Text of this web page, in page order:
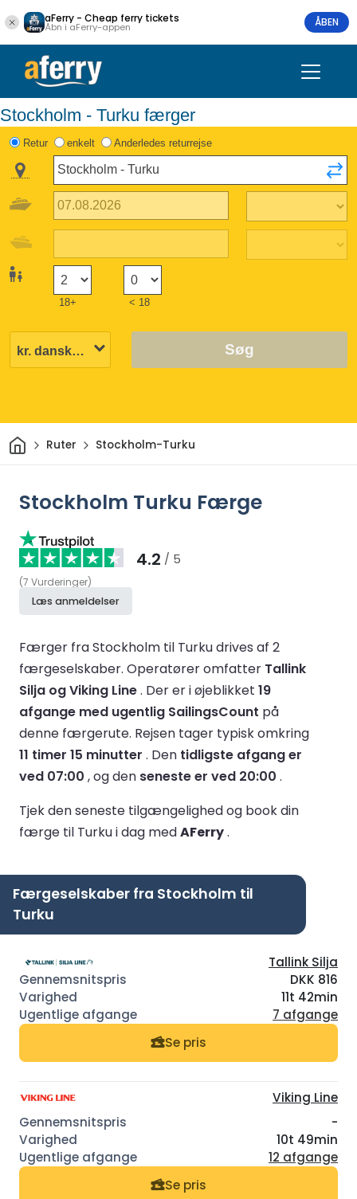
aFerry - Cheap ferry tickets
Åbn i aFerry-appen ÅBEN
Stockholm - Turku færger
Retur enkelt Anderledes returrejse
18+ < 18
Søg
HjemRuter Stockholm-Turku
Stockholm Turku Færge
4.2 / 5
(7 Vurderinger)
Læs anmeldelser
Færger fra Stockholm til Turku drives af 2
færgeselskaber. Operatører omfatter Tallink
Silja og Viking Line. Der er i øjeblikket 19
afgange med ugentlig SailingsCount på
denne færgerute. Rejsen tager typisk omkring
11 timer 15 minutter . Den tidligste afgang er
ved 07:00 , og den seneste er ved 20:00 .
Tjek den seneste tilgængelighed og book din
færge til Turku i dag medAFerry.
Færgeselskaber fra Stockholm til
Turku
Tallink Silja
DKK 816
11t 42min
7 afgange
Se pris
Viking Line
-
10t 49min
12 afgange
Se pris